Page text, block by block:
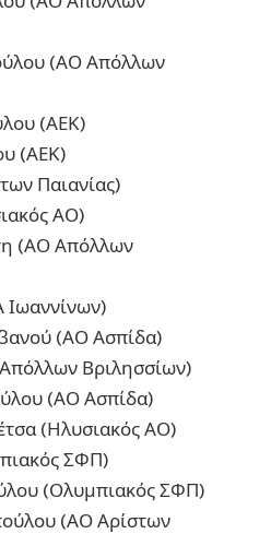
(ΑΟ Απόλλων
(ΑΕΚ)
(ΑΕΚ)
Παιανίας)
ΑΟ)
(ΑΟ Απόλλων
Ιωαννίνων)
(ΑΟ Ασπίδα)
Βριλησσίων)
(ΑΟ Ασπίδα)
(Ηλυσιακός ΑΟ)
ΣΦΠ)
(Ολυμπιακός ΣΦΠ)
(ΑΟ Αρίστων